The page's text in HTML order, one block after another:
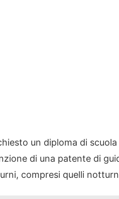
un diploma di
di una patente di
compresi quelli